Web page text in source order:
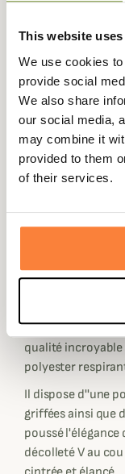
This website
We use cookies
provide social
We also share
our social media,
may combine it
provided to them
of their services.
90
Laksen vous
très haute qualité.
Ce gilet Graz
en campagne
Sa composition
choix par sa
qualité
polyester
Il dispose d''une
griffées ainsi que
poussé l'élégance
décolleté V au